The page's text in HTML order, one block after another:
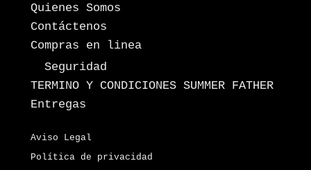
Quienes Somos
Contáctenos
Compras en linea
Seguridad
TERMINO Y CONDICIONES SUMMER FATHER
Entregas
Aviso Legal
Política de privacidad